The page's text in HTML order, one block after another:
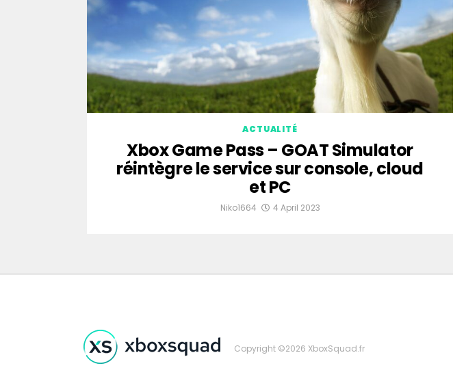
ACTUALITÉ
Xbox Game Pass – GOAT Simulator
réintègre le service sur console, cloud
et PC
Niko1664 4 April 2023
Copyright ©2026 XboxSquad.fr